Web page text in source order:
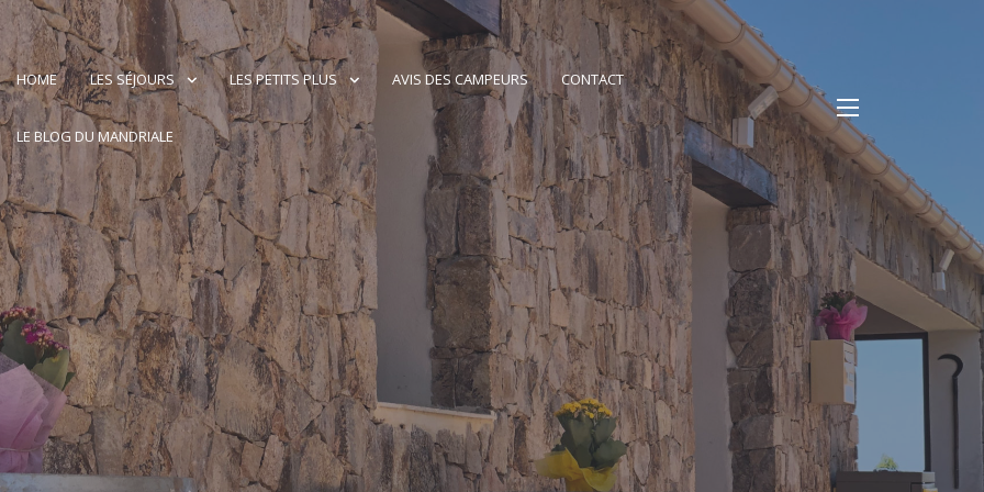
HOME LES SÉJOURS LES PETITS PLUS AVIS DES CAMPEURS CONTACT
LE BLOG DU MANDRIALE